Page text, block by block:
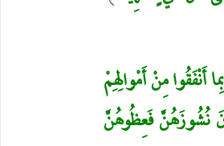
مِنْ أَمْوالِهِمْ
نُشُوزَهُنَّ فَعِظُوهُنَّ